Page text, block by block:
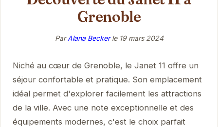
Grenoble
ParAlana Beckerle 19 mars 2024
Niché au cœur de Grenoble, le Janet 11 offre un
séjour confortable et pratique. Son emplacement
idéal permet d'explorer facilement les attractions
de la ville. Avec une note exceptionnelle et des
équipements modernes, c'est le choix parfait